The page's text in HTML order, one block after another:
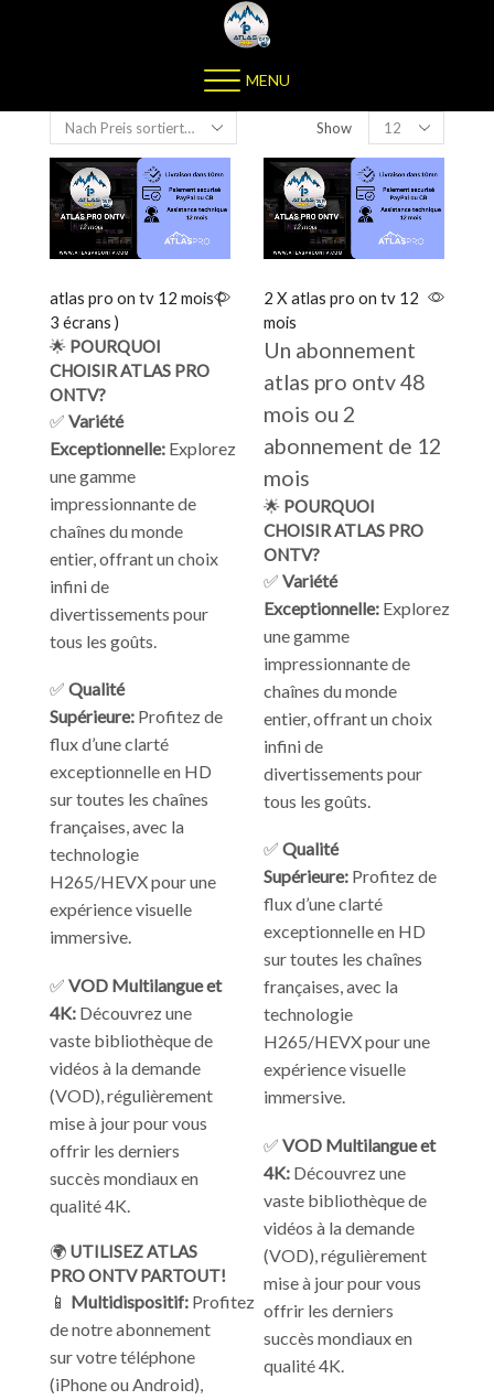
MENU
Show
atlas pro on tv 12 mois (
3 écrans )
🌟 POURQUOI
CHOISIR ATLAS PRO
ONTV?
✅ Variété
Exceptionnelle: Explorez
une gamme
impressionnante de
chaînes du monde
entier, offrant un choix
infini de
divertissements pour
tous les goûts.
✅ Qualité
Supérieure: Profitez de
flux d’une clarté
exceptionnelle en HD
sur toutes les chaînes
françaises, avec la
technologie
H265/HEVX pour une
expérience visuelle
immersive.
✅ VOD Multilangue et
4K: Découvrez une
vaste bibliothèque de
vidéos à la demande
(VOD), régulièrement
mise à jour pour vous
offrir les derniers
succès mondiaux en
qualité 4K.
🌍 UTILISEZ ATLAS
PRO ONTV PARTOUT!
📱 Multidispositif: Profitez
de notre abonnement
sur votre téléphone
(iPhone ou Android),
2 X atlas pro on tv 12
mois
Un abonnement
atlas pro ontv 48
mois ou 2
abonnement de 12
mois
🌟 POURQUOI
CHOISIR ATLAS PRO
ONTV?
✅ Variété
Exceptionnelle: Explorez
une gamme
impressionnante de
chaînes du monde
entier, offrant un choix
infini de
divertissements pour
tous les goûts.
✅ Qualité
Supérieure: Profitez de
flux d’une clarté
exceptionnelle en HD
sur toutes les chaînes
françaises, avec la
technologie
H265/HEVX pour une
expérience visuelle
immersive.
✅ VOD Multilangue et
4K: Découvrez une
vaste bibliothèque de
vidéos à la demande
(VOD), régulièrement
mise à jour pour vous
offrir les derniers
succès mondiaux en
qualité 4K.